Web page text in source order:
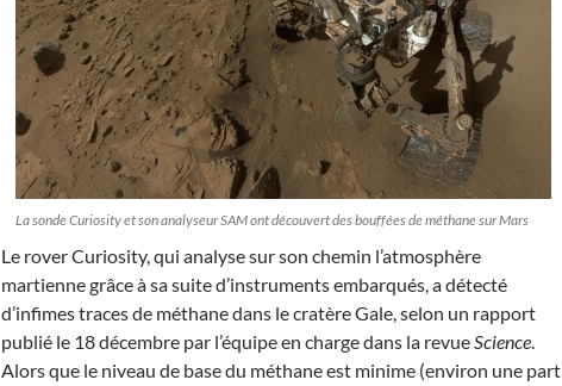
La sonde Curiosity et son analyseur SAM ont découvert des bouffées de méthane sur Mars
Le rover Curiosity, qui analyse sur son chemin l’atmosphère
martienne grâce à sa suite d’instruments embarqués, a détecté
d’infimes traces de méthane dans le cratère Gale, selon un rapport
publié le 18 décembre par l’équipe en charge dans la revueScience.
Alors que le niveau de base du méthane est minime (environ une part